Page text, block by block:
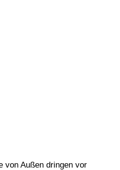
von Außen dringen vor